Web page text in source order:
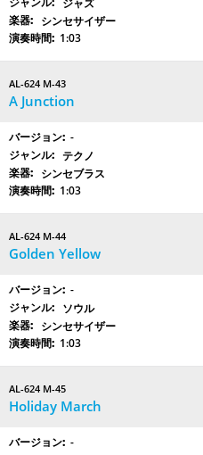
ジャズ
シンセサイザー
1:03
AL-624 M-43
A Junction
-
テクノ
シンセブラス
1:03
AL-624 M-44
Golden Yellow
-
ソウル
シンセサイザー
1:03
AL-624 M-45
Holiday March
-